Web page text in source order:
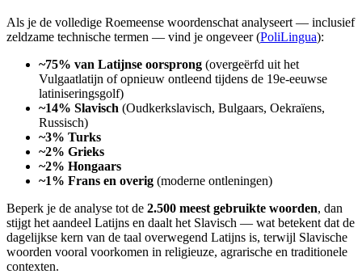
Als je de volledige Roemeense woordenschat analyseert — inclusief
zeldzame technische termen — vind je ongeveer (PoliLingua):
~75% van Latijnse oorsprong (overgeërfd uit het
Vulgaatlatijn of opnieuw ontleend tijdens de 19e-eeuwse
latiniseringsgolf)
~14% Slavisch (Oudkerkslavisch, Bulgaars, Oekraïens,
Russisch)
~3% Turks
~2% Grieks
~2% Hongaars
~1% Frans en overig (moderne ontleningen)
Beperk je de analyse tot de 2.500 meest gebruikte woorden, dan
stijgt het aandeel Latijns en daalt het Slavisch — wat betekent dat de
dagelijkse kern van de taal overwegend Latijns is, terwijl Slavische
woorden vooral voorkomen in religieuze, agrarische en traditionele
contexten.